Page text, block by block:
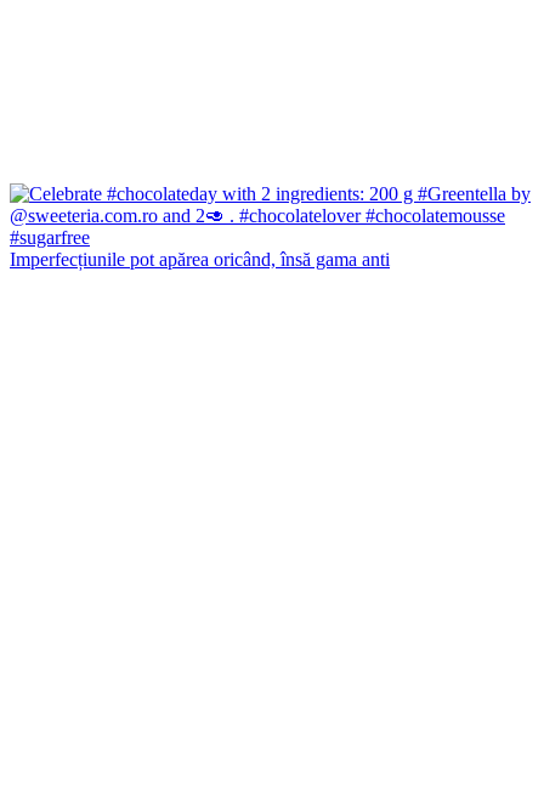
Imperfecțiunile pot apărea oricând, însă gama anti